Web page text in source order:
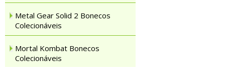
Metal Gear Solid 2 Bonecos
Colecionáveis
Mortal Kombat Bonecos
Colecionáveis